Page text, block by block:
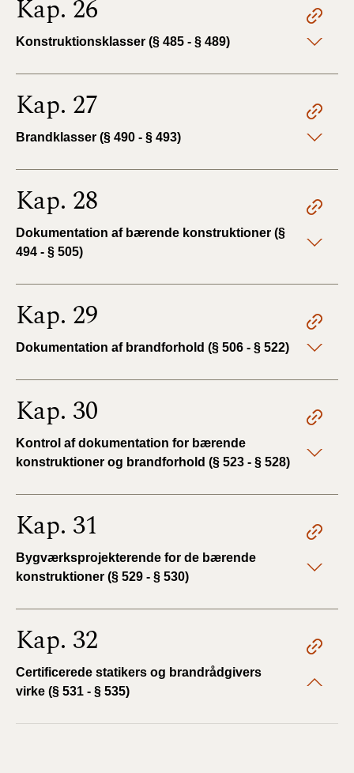
Kap. 26
Konstruktionsklasser (§ 485 - § 489)
Kap. 27
Brandklasser (§ 490 - § 493)
Kap. 28
Dokumentation af bærende konstruktioner (§
494 - § 505)
Kap. 29
Dokumentation af brandforhold (§ 506 - § 522)
Kap. 30
Kontrol af dokumentation for bærende
konstruktioner og brandforhold (§ 523 - § 528)
Kap. 31
Bygværksprojekterende for de bærende
konstruktioner (§ 529 - § 530)
Kap. 32
Certificerede statikers og brandrådgivers
virke (§ 531 - § 535)